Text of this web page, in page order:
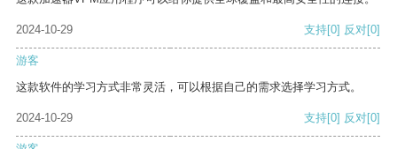
2024-10-29 支持[0] 反对[0]
游客
这款软件的学习方式非常灵活，可以根据自己的需求选择学习方式。
2024-10-29 支持[0] 反对[0]